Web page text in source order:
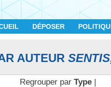
DÉPOSER
AUTEUR
Regrouper par Type|